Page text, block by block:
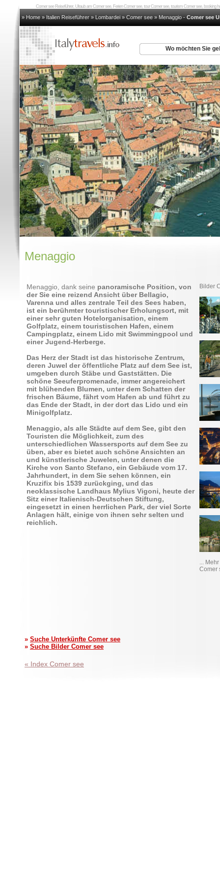
Comer see Reiseführer, Ulraub am Comer see, Ferien Comer see, tour Comer see, tourism Comer see,
» Home » Italien Reiseführer » Lombardei » Comer see » Menaggio - Comer see
Wo möchten Sie
Menaggio
Menaggio, dank seine panoramische Position, von
der Sie eine reizend Ansicht über Bellagio,
Varenna und alles zentrale Teil des Sees haben,
ist ein berühmter touristischer Erholungsort, mit
einer sehr guten Hotelorganisation, einem
Golfplatz, einem touristischen Hafen, einem
Campingplatz, einem Lido mit Swimmingpool und
einer Jugend-Herberge.
Das Herz der Stadt ist das historische Zentrum,
deren Juwel der öffentliche Platz auf dem See ist,
umgeben durch Stäbe und Gaststätten. Die
schöne Seeuferpromenade, immer angereichert
mit blühenden Blumen, unter dem Schatten der
frischen Bäume, fährt vom Hafen ab und führt zu
das Ende der Stadt, in der dort das Lido und ein
Minigolfplatz.
Menaggio, als alle Städte auf dem See, gibt den
Touristen die Möglichkeit, zum des
unterschiedlichen Wassersports auf dem See zu
üben, aber es bietet auch schöne Ansichten an
und künstlerische Juwelen, unter denen die
Kirche von Santo Stefano, ein Gebäude vom 17.
Jahrhundert, in dem Sie sehen können, ein
Kruzifix bis 1539 zurückging, und das
neoklassische Landhaus Mylius Vigoni, heute der
Sitz einer Italienisch-Deutschen Stiftung,
eingesetzt in einen herrlichen Park, der viel Sorte
Anlagen hält, einige von ihnen sehr selten und
reichlich.
Bilder
...
Comer
» Suche Unterkünfte Comer see
» Suche Bilder Comer see
« Index Comer see